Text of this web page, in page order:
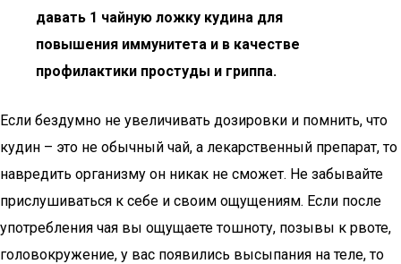
давать 1 чайную ложку кудина для
повышения иммунитета и в качестве
профилактики простуды и гриппа.
Если бездумно не увеличивать дозировки и помнить, что
кудин – это не обычный чай, а лекарственный препарат, то
навредить организму он никак не сможет. Не забывайте
прислушиваться к себе и своим ощущениям. Если после
употребления чая вы ощущаете тошноту, позывы к рвоте,
головокружение, у вас появились высыпания на теле, то